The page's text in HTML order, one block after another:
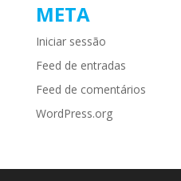
META
Iniciar sessão
Feed de entradas
Feed de comentários
WordPress.org